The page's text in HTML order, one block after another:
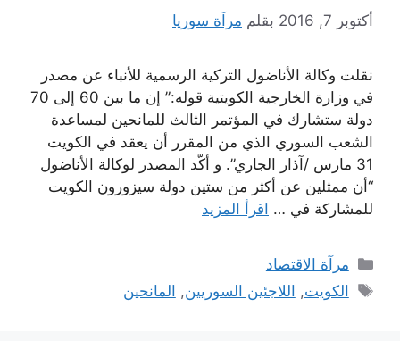
أكتوبر 7, 2016 بقلم مرآة سوريا
نقلت وكالة الأناضول التركية الرسمية للأنباء عن مصدر
في وزارة الخارجية الكويتية قوله:” إن ما بين 60 إلى 70
دولة ستشارك في المؤتمر الثالث للمانحين لمساعدة
الشعب السوري الذي من المقرر أن يعقد في الكويت
31 مارس /آذار الجاري”. و أكّد المصدر لوكالة الأناضول
“أن ممثلين عن أكثر من ستين دولة سيزورون الكويت
للمشاركة في … اقرأ المزيد
التصنيفات
مرآة الاقتصاد
الوسوم
الكويت, اللاجئين السوريين, المانحين